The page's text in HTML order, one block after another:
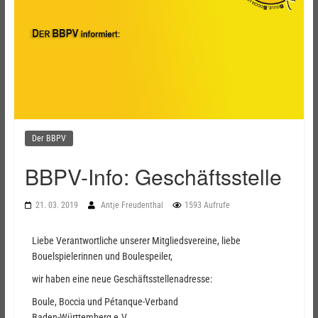
Der BBPV
BBPV-Info: Geschäftsstelle
21. 03. 2019 Antje Freudenthal 1593 Aufrufe
Liebe Verantwortliche unserer Mitgliedsvereine, liebe
Bouelspielerinnen und Boulespeiler,
wir haben eine neue Geschäftsstellenadresse:
Boule, Boccia und Pétanque-Verband